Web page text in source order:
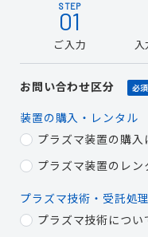
STEP
01
ご入力
お問い合わせ区分 必須
装置の購入・レンタル
プラズマ装置の購入
プラズマ装置のレン
プラズマ技術・受託処
プラズマ技術につい